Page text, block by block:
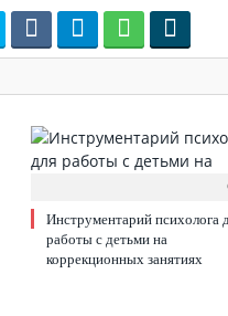
Инструментарий психолога
работы с детьми на
коррекционных занятиях